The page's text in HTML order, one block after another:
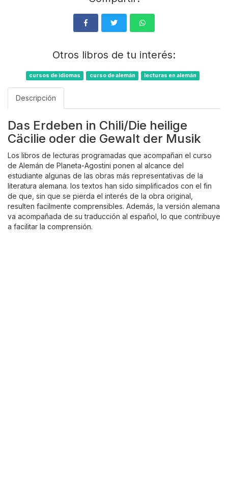
Otros libros de tu interés:
cursos de idiomas curso de alemán lecturas en alemán
Descripción
Das Erdeben in Chili/Die heilige
Cäcilie oder die Gewalt der Musik
Los libros de lecturas programadas que acompañan el curso
de Alemán de Planeta-Agostini ponen al alcance del
estudiante algunas de las obras más representativas de la
literatura alemana. los textos han sido simplificados con el fin
de que, sin que se pierda el interés de la obra original,
resulten facilmente comprensibles. Además, la versión alemana
va acompañada de su traducción al español, lo que contribuye
a facilitar la comprensión.